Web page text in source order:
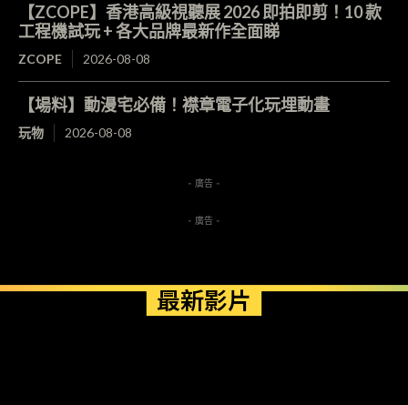
【ZCOPE】香港高級視聽展 2026 即拍即剪！10 款
工程機試玩 + 各大品牌最新作全面睇
ZCOPE 2026-08-08
【場料】動漫宅必備！襟章電子化玩埋動畫
玩物 2026-08-08
- 廣告 -
- 廣告 -
最新影片